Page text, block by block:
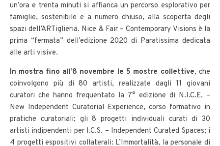
un’ora e trenta minuti si affianca un percorso esplorativo per
famiglie, sostenibile e a numero chiuso, alla scoperta degli
spazi dell’ARTiglieria. Nice & Fair – Contemporary Visions è la
prima “fermata” dell’edizione 2020 di Paratissima dedicata
alle arti visive.
In mostra fino all’8 novembre le 5 mostre collettive, che
coinvolgono più di 80 artisti, realizzate dagli 11 giovani
curatori che hanno frequentato la 7° edizione di N.I.C.E. –
New Independent Curatorial Experience, corso formativo in
pratiche curatoriali; gli 8 progetti individuali curati di 30
artisti indipendenti per I.C.S. – Independent Curated Spaces; i
4 progetti espositivi collaterali: L’Immortalità, la personale di